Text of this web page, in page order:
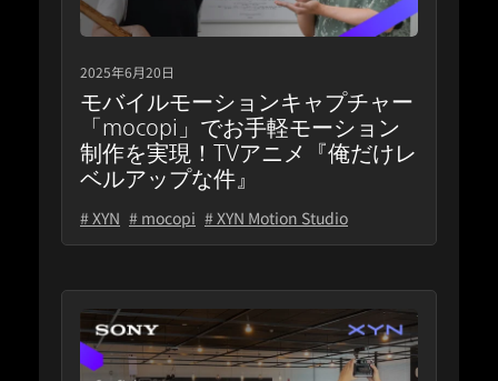
2025年6月20日
モバイルモーションキャプチャー
「mocopi」でお手軽モーション
制作を実現！TVアニメ『俺だけレ
ベルアップな件』
# XYN # mocopi # XYN Motion Studio